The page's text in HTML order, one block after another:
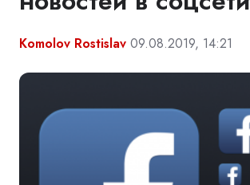
Komolov Rostislav 09.08.2019, 14:21